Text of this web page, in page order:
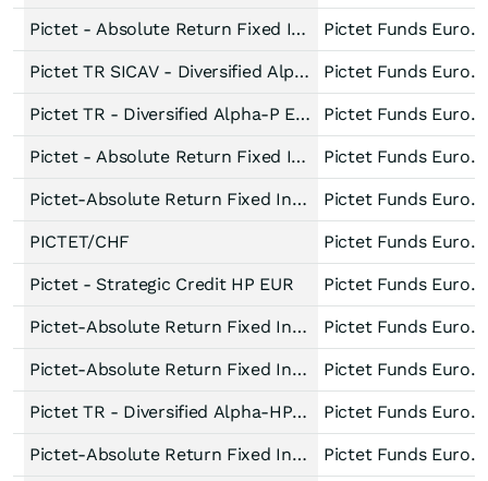
Pictet - Absolute Return Fixed Income-P USD Pictet Funds Europe
Pictet TR SICAV - Diversified Alpha -P dy EUR- Pictet Funds Europe
Pictet TR - Diversified Alpha-P EUR Pictet Funds Europe
Pictet - Absolute Return Fixed Income-R USD Pictet Funds Europe
Pictet-Absolute Return Fixed Income HI EUR Pictet Funds Europe
PICTET/CHF Pictet Funds Europe
Pictet - Strategic Credit HP EUR Pictet Funds Europe
Pictet-Absolute Return Fixed Income HP dy EUR Pictet Funds Europe
Pictet-Absolute Return Fixed Income HP EUR Pictet Funds Europe
Pictet TR - Diversified Alpha-HP CHF Pictet Funds Europe
Pictet-Absolute Return Fixed Income HR EUR Pictet Funds Europe